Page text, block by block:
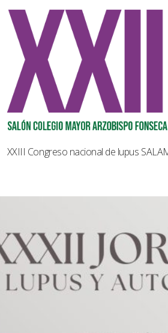
XXIII Congreso nacional de lupus